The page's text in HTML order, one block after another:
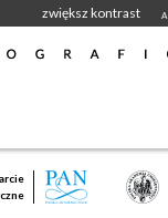
zwiększ kontrast A